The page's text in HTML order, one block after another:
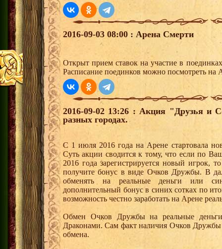
2016-09-03 08:00 : Арена Смерти
Открыт прием ставок на участие в
Расписание поединков можно посмотреть на
2016-09-02 13:26 : Акция "Друзья и
разных городах.
С 1 июля 2016 года на Арене стартовала
Суть акции сводится к тому, что если по
2016 года зарегистрируется новый
получите бонус в виде Очков Дружбы. В
обменять на реальные деньги или
дополнительный бонус в синих сотках по
возможность честно заработать на Арене
Обмен Очков Дружбы на реальные деньги
Драконами. Сам факт наличия Очков Дружбы
обмена.